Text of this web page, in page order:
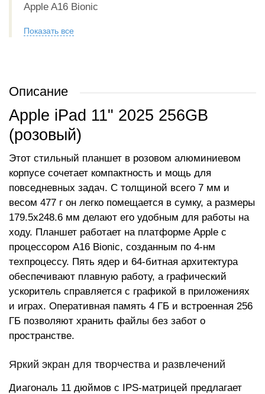
Apple A16 Bionic
Показать все
Описание
Apple iPad 11" 2025 256GB
(розовый)
Этот стильный планшет в розовом алюминиевом
корпусе сочетает компактность и мощь для
повседневных задач. С толщиной всего 7 мм и
весом 477 г он легко помещается в сумку, а размеры
179.5x248.6 мм делают его удобным для работы на
ходу. Планшет работает на платформе Apple с
процессором A16 Bionic, созданным по 4-нм
техпроцессу. Пять ядер и 64-битная архитектура
обеспечивают плавную работу, а графический
ускоритель справляется с графикой в приложениях
и играх. Оперативная память 4 ГБ и встроенная 256
ГБ позволяют хранить файлы без забот о
пространстве.
Яркий экран для творчества и развлечений
Диагональ 11 дюймов с IPS-матрицей предлагает